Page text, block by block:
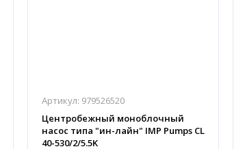
Артикул: 979526520
Центробежный моноблочный
насос типа "ин-лайн" IMP Pumps CL
40-530/2/5.5K